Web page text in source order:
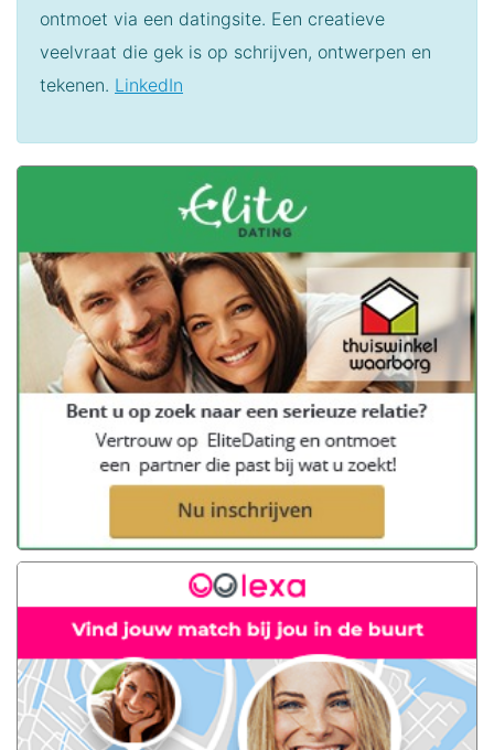
ontmoet via een datingsite. Een creatieve
veelvraat die gek is op schrijven, ontwerpen en
tekenen. LinkedIn